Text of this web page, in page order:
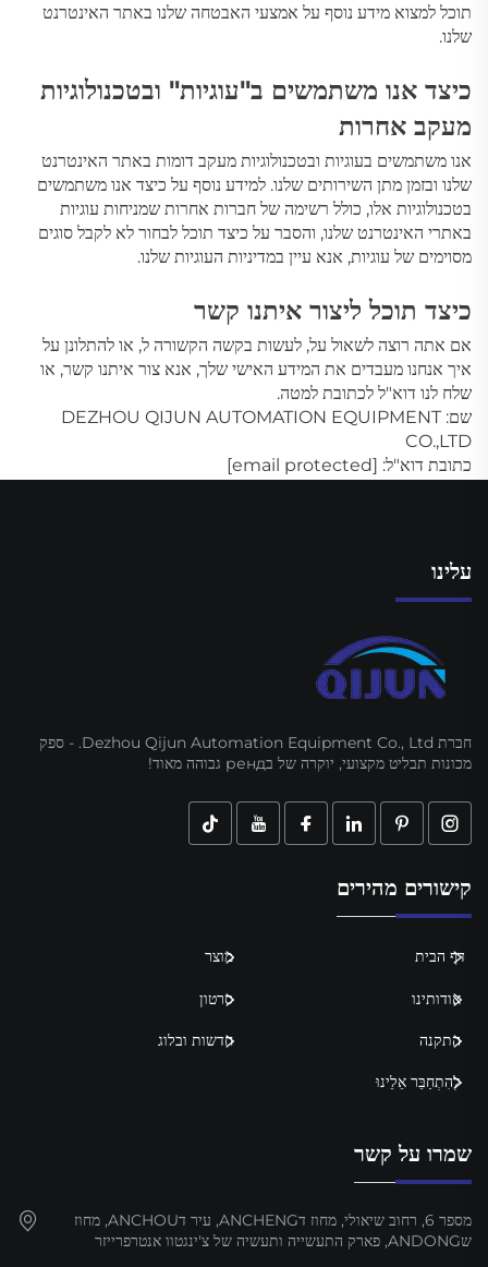
תוכל למצוא מידע נוסף על אמצעי האבטחה שלנו באתר האינטרנט
שלנו.
כיצד אנו משתמשים ב"עוגיות" ובטכנולוגיות
מעקב אחרות
אנו משתמשים בעוגיות ובטכנולוגיות מעקב דומות באתר האינטרנט
שלנו ובזמן מתן השירותים שלנו. למידע נוסף על כיצד אנו משתמשים
בטכנולוגיות אלו, כולל רשימה של חברות אחרות שמניחות עוגיות
באתרי האינטרנט שלנו, והסבר על כיצד תוכל לבחור לא לקבל סוגים
מסוימים של עוגיות, אנא עיין במדיניות העוגיות שלנו.
כיצד תוכל ליצור איתנו קשר
אם אתה רוצה לשאול על, לעשות בקשה הקשורה ל, או להתלונן על
איך אנחנו מעבדים את המידע האישי שלך, אנא צור איתנו קשר, או
שלח לנו דוא"ל לכתובת למטה.
שם: DEZHOU QIJUN AUTOMATION EQUIPMENT
CO.,LTD
כתובת דוא"ל: [email protected]
עלינו
חברת Dezhou Qijun Automation Equipment Co., Ltd. - ספק
מכונות תבליט מקצועי, יוקרה של בренд גבוהה מאוד!
קישורים מהירים
דף הבית מוצר
אודותינו סרטון
התקנה חדשות ובלוג
לְהִתְחַבֵּר אֵלֵינוּ
שמרו על קשר
מספר 6, רחוב שיאולי, מחוז דANCHENG, עיר דANCHOU, מחוז
שANDONG, פארק התעשייה ותעשיה של צ'ינגטוו אנטרפרייזר